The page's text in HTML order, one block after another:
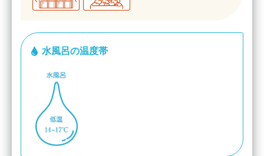
水風呂の温度帯